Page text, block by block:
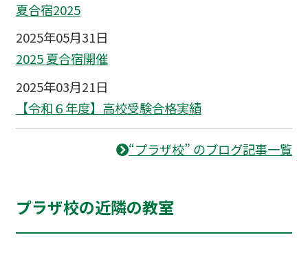
夏合宿2025
2025年05月31日
2025 夏合宿開催
2025年03月21日
【令和６年度】高校受験合格実績
“プラザ校” のブログ記事一覧
プラザ校の近隣の教室